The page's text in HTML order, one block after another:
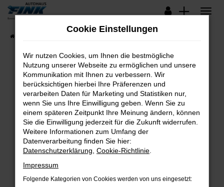
Zum
springen
Lagerfahrzeuge
Fehler: Network Error
Beim Laden ist ein Fehler aufgetreten.
Hier sind ein paar Tipps, die dir helfen können:
Überprüfe deine Firewall und deine
Internetverbindung.
Laden andere Webseiten, zum Beispiel deine
Suchmaschine?
Prüfe deine Browsererweiterungen.
Cookie Einstellungen
Wir nutzen Cookies, um Ihnen die bestmögliche
Nutzung unserer Webseite zu ermöglichen und unsere
Kommunikation mit Ihnen zu verbessern. Wir
berücksichtigen hierbei Ihre Präferenzen und
verarbeiten Daten für Marketing und Statistiken nur,
wenn Sie uns Ihre Einwilligung geben. Wenn Sie zu
einem späteren Zeitpunkt Ihre Meinung ändern, können
Sie die Einwilligung jederzeit für die Zukunft widerrufen.
Weitere Informationen zum Umfang der
Datenverarbeitung finden Sie hier:
Datenschutzerklärung Cookie-Richtlinie
Impressum
Folgende Kategorien von Cookies werden von uns eingesetzt: